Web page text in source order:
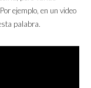
ejemplo, en un video
palabra.